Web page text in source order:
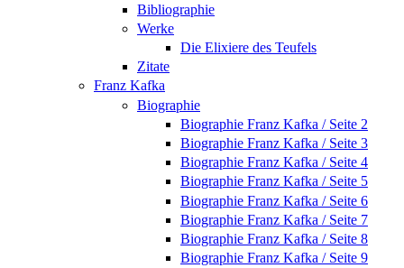
Bibliographie
Werke
Die Elixiere des Teufels
Zitate
Franz Kafka
Biographie
Biographie Franz Kafka / Seite 2
Biographie Franz Kafka / Seite 3
Biographie Franz Kafka / Seite 4
Biographie Franz Kafka / Seite 5
Biographie Franz Kafka / Seite 6
Biographie Franz Kafka / Seite 7
Biographie Franz Kafka / Seite 8
Biographie Franz Kafka / Seite 9